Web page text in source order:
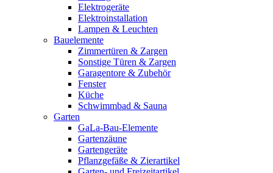
Elektrogeräte
Elektroinstallation
Lampen & Leuchten
Bauelemente
Zimmertüren & Zargen
Sonstige Türen & Zargen
Garagentore & Zubehör
Fenster
Küche
Schwimmbad & Sauna
Garten
GaLa-Bau-Elemente
Gartenzäune
Gartengeräte
Pflanzgefäße & Zierartikel